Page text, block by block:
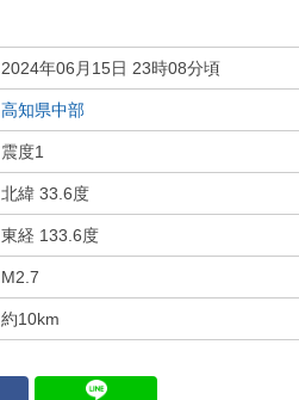
2024年06月15日 23時08分頃
高知県中部
震度1
北緯 33.6度
東経 133.6度
M2.7
約10km